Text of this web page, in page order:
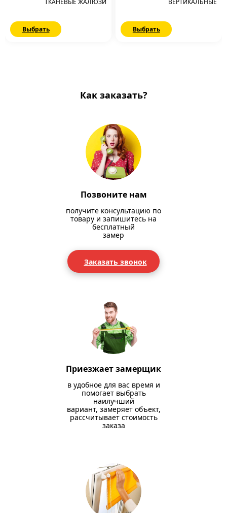
ТКАНЕВЫЕ ЖАЛЮЗИ
Выбрать
ВЕРТИКАЛЬНЫЕ
Выбрать
Как заказать?
Позвоните нам
получите консультацию по
товару и запишитесь на
бесплатный
замер
Заказать звонок
Приезжает замерщик
в удобное для вас время и
помогает выбрать
наилучший
вариант, замеряет объект,
рассчитывает стоимость
заказа